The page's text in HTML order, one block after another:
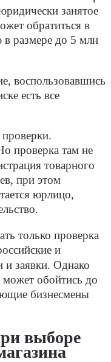
занятое
обратиться в
в размере до 5 млн
воспользовавшись
есть все
проверка там не
товарного
при этом
юрлицо,
только проверка
и
и заявки. Однако
может обойтись до
бизнесмены
выборе